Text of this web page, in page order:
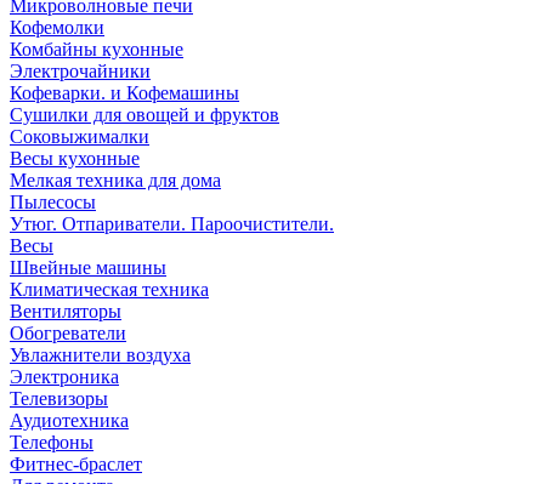
Микроволновые печи
Кофемолки
Комбайны кухонные
Электрочайники
Кофеварки. и Кофемашины
Сушилки для овощей и фруктов
Соковыжималки
Весы кухонные
Мелкая техника для дома
Пылесосы
Утюг. Отпариватели. Пароочистители.
Весы
Швейные машины
Климатическая техника
Вентиляторы
Обогреватели
Увлажнители воздуха
Электроника
Телевизоры
Аудиотехника
Телефоны
Фитнес-браслет